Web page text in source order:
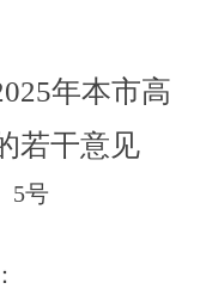
年本市高
若干意见
5号